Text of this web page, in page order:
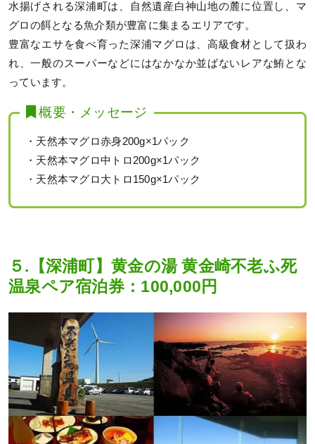
水揚げされる深浦町は、自然遺産白神山地の麓に位置し、マ
グロの餌となる魚介類が豊富に集まるエリアです。
豊富なエサを食べ育った深浦マグロは、高級食材として扱わ
れ、一般のスーパーなどにはなかなか並ばないレアな鮪とな
っています。
概要・メッセージ
・天然本マグロ赤身200g×1パック
・天然本マグロ中トロ200g×1パック
・天然本マグロ大トロ150g×1パック
５.【深浦町】黄金の湯 黄金崎不老ふ死
温泉ペア宿泊券：100,000円